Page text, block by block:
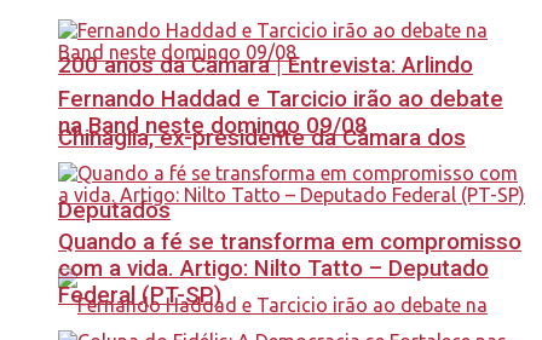
200 anos da Câmara | Entrevista: Arlindo
Chinaglia, ex-presidente da Câmara dos
Deputados
Fernando Haddad e Tarcicio irão ao debate
na Band neste domingo 09/08
Quando a fé se transforma em compromisso
com a vida. Artigo: Nilto Tatto – Deputado
Federal (PT-SP)